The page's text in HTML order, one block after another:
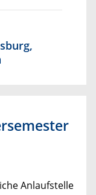
Anlaufstelle